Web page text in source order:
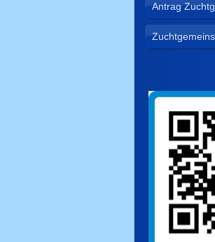
Antrag